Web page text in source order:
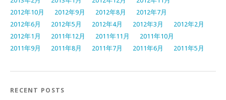
2012年10月
2012年9月 2012年8月
2012年7月
2012年6月
2012年5月 2012年4月 2012年3月
2012年2月
2012年1月
2011年12月 2011年11月
2011年10月
2011年9月
2011年8月 2011年7月 2011年6月 2011年5月
RECENT POSTS